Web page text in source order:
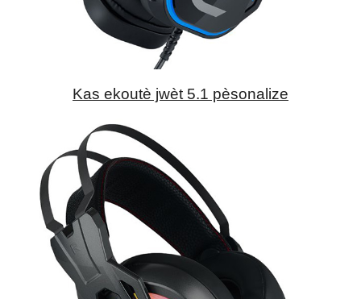
Kas ekoutè jwèt 5.1 pèsonalize